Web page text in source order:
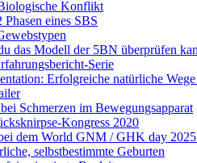
Konflikt
eines SBS
das Modell der 5BN überprüfen
Serie
Erfolgreiche natürliche
Schmerzen im Bewegungsapparat
Kongress 2020
dem World GNM / GHK day
selbstbestimmte Geburten